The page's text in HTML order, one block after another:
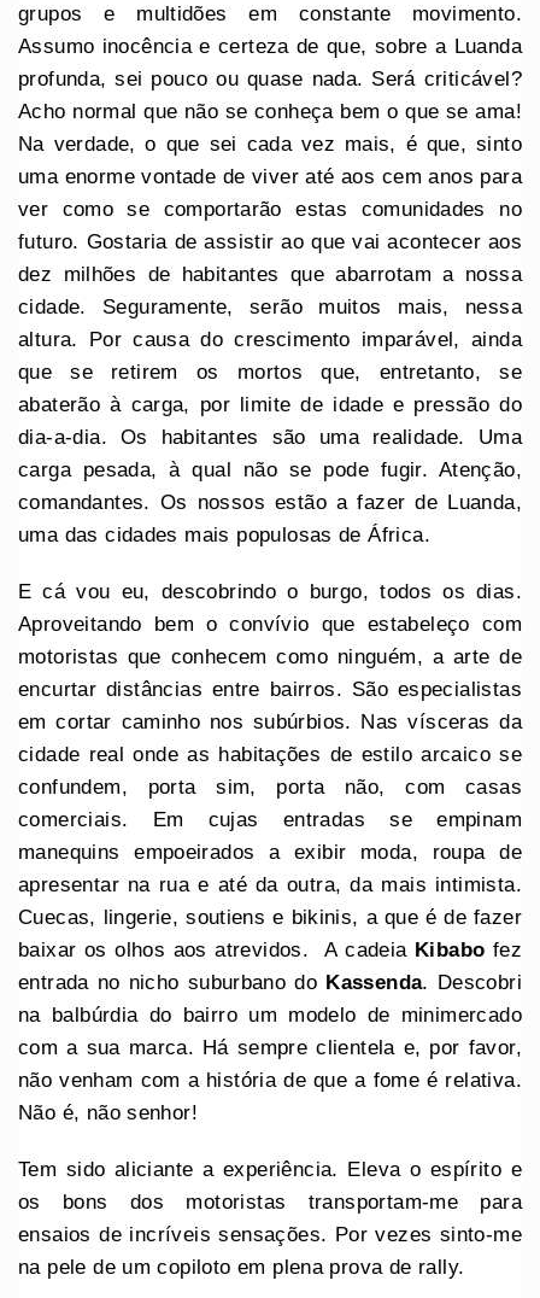
grupos e multidões em constante movimento.
Assumo inocência e certeza de que, sobre a Luanda
profunda, sei pouco ou quase nada. Será criticável?
Acho normal que não se conheça bem o que se ama!
Na verdade, o que sei cada vez mais, é que, sinto
uma enorme vontade de viver até aos cem anos para
ver como se comportarão estas comunidades no
futuro. Gostaria de assistir ao que vai acontecer aos
dez milhões de habitantes que abarrotam a nossa
cidade. Seguramente, serão muitos mais, nessa
altura. Por causa do crescimento imparável, ainda
que se retirem os mortos que, entretanto, se
abaterão à carga, por limite de idade e pressão do
dia-a-dia. Os habitantes são uma realidade. Uma
carga pesada, à qual não se pode fugir. Atenção,
comandantes. Os nossos estão a fazer de Luanda,
uma das cidades mais populosas de África.
E cá vou eu, descobrindo o burgo, todos os dias.
Aproveitando bem o convívio que estabeleço com
motoristas que conhecem como ninguém, a arte de
encurtar distâncias entre bairros. São especialistas
em cortar caminho nos subúrbios. Nas vísceras da
cidade real onde as habitações de estilo arcaico se
confundem, porta sim, porta não, com casas
comerciais. Em cujas entradas se empinam
manequins empoeirados a exibir moda, roupa de
apresentar na rua e até da outra, da mais intimista.
Cuecas, lingerie, soutiens e bikinis, a que é de fazer
baixar os olhos aos atrevidos. A cadeia Kibabo fez
entrada no nicho suburbano do Kassenda. Descobri
na balbúrdia do bairro um modelo de minimercado
com a sua marca. Há sempre clientela e, por favor,
não venham com a história de que a fome é relativa.
Não é, não senhor!
Tem sido aliciante a experiência. Eleva o espírito e
os bons dos motoristas transportam-me para
ensaios de incríveis sensações. Por vezes sinto-me
na pele de um copiloto em plena prova de rally.